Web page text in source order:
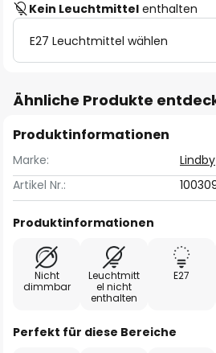
Kein Leuchtmittel enthalten
E27 Leuchtmittel wählen
Ähnliche Produkte
Produktinformationen
Marke:
Lindby
Artikel Nr.:
Produktinformationen
Nicht
dimmbar
Leuchtmitt
el nicht
enthalten
E27
Perfekt für diese Bereiche